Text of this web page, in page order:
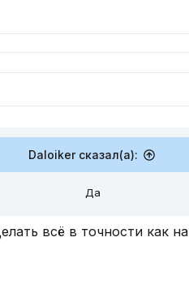
Daloiker сказал(а):
Да
всё в точности как